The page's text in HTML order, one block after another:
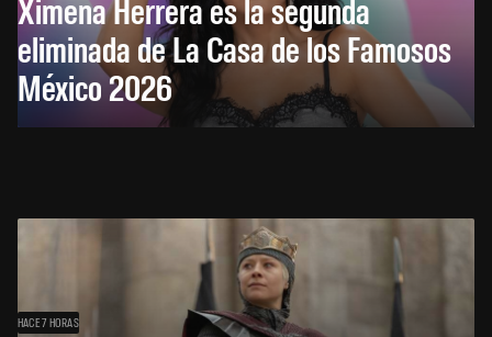
Ximena Herrera es la segunda
eliminada de La Casa de los Famosos
México 2026
HACE 7 HORAS